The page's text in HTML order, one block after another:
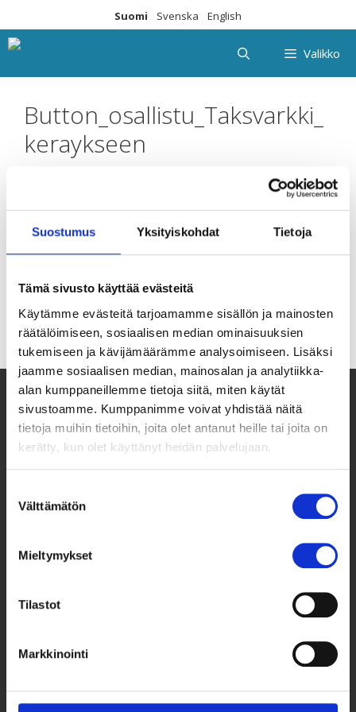
Suostumus Yksityiskohdat Tietoja
Tämä sivusto käyttää evästeitä
Käytämme evästeitä tarjoamamme sisällön ja mainosten
räätälöimiseen, sosiaalisen median ominaisuuksien
tukemiseen ja kävijämäärämme analysoimiseen. Lisäksi
jaamme sosiaalisen median, mainosalan ja analytiikka-
alan kumppaneillemme tietoja siitä, miten käytät
sivustoamme. Kumppanimme voivat yhdistää näitä
tietoja muihin tietoihin, joita olet antanut heille tai joita on
kerätty, kun olet käyttänyt heidän palvelujaan.
valinta
Välttämätön
Mieltymykset
Tilastot
Markkinointi
sisältöön
Suomi Svenska English
Valikko
Button_osallistu_Taksvarkki_
keraykseen
Jätä kommentti
Sinun täytyykirjautua sisään
kommentoidaksesi.
Siltasaarenkatu 4, 7. krs,
00530 Helsinki
050 341 5507
taksvarkki@taksvarkki.fi